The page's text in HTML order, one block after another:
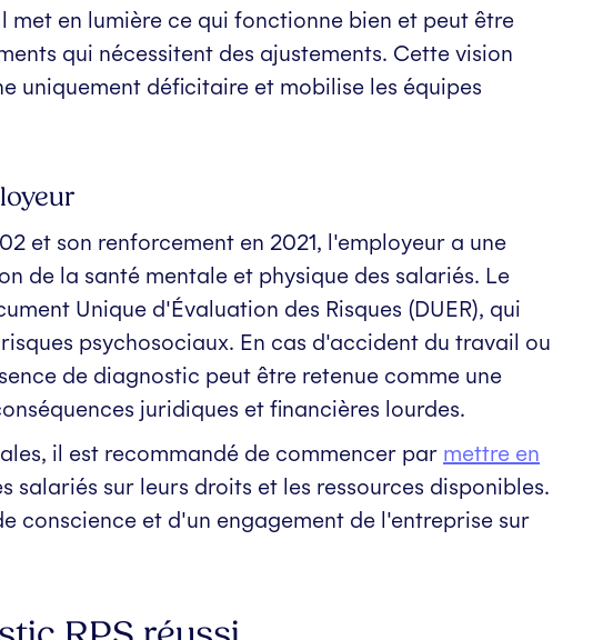
met en lumière ce qui fonctionne bien et peut être
qui nécessitent des ajustements. Cette vision
uniquement déficitaire et mobilise les équipes
et son renforcement en 2021, l'employeur a une
de la santé mentale et physique des salariés. Le
Unique d'Évaluation des Risques (DUER), qui
psychosociaux. En cas d'accident du travail ou
de diagnostic peut être retenue comme une
juridiques et financières lourdes.
il est recommandé de commencer par mettre en
salariés sur leurs droits et les ressources disponibles.
conscience et d'un engagement de l'entreprise sur